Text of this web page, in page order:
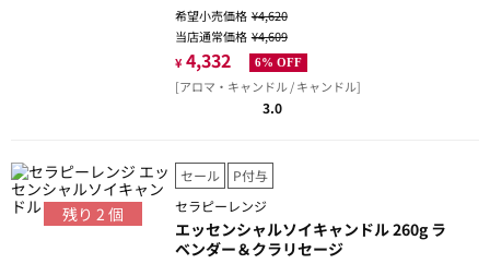
希望小売価格¥4,620
当店通常価格¥4,609
¥ 4,332 6% OFF
[アロマ・キャンドル / キャンドル]
3.0
残り 2 個
セール
P付与
セラピーレンジ
エッセンシャルソイキャンドル 260g ラ
ベンダー＆クラリセージ